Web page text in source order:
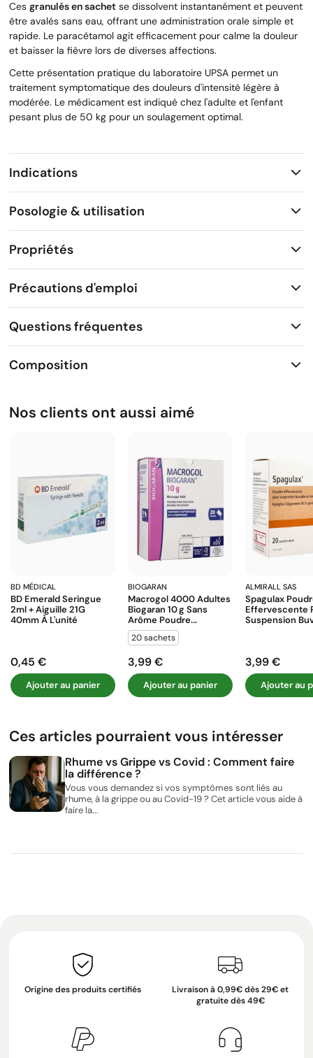
Ces granulés en sachet se dissolvent instantanément et peuvent
être avalés sans eau, offrant une administration orale simple et
rapide. Le paracétamol agit efficacement pour calme la douleur
et baisser la fièvre lors de diverses affections.
Cette présentation pratique du laboratoire UPSA permet un
traitement symptomatique des douleurs d'intensité légère à
modérée. Le médicament est indiqué chez l'adulte et l'enfant
pesant plus de 50 kg pour un soulagement optimal.
Indications
Posologie & utilisation
Propriétés
Précautions d'emploi
Questions fréquentes
Composition
Nos clients ont aussi aimé
BD MÉDICAL
BD Emerald Seringue
2ml + Aiguille 21G
40mm À L'unité
Prix
0,45 €
Ajouter au panier
BIOGARAN
Macrogol 4000 Adultes
Biogaran 10 G Sans
Arôme Poudre...
20 sachets
Prix
3,99 €
Ajouter au panier
ALMIRALL SAS
Spagulax
Effervescente
Suspension
Prix
3,99 €
Ajouter au
Ces articles pourraient vous intéresser
Rhume vs Grippe vs Covid : Comment faire
la différence ?
Vous vous demandez si vos symptômes sont liés au
rhume, à la grippe ou au Covid-19 ? Cet article vous aide à
faire la...
Origine des produits certifiés
Livraison à 0,99€ dès 29€ et
gratuite dès 49€